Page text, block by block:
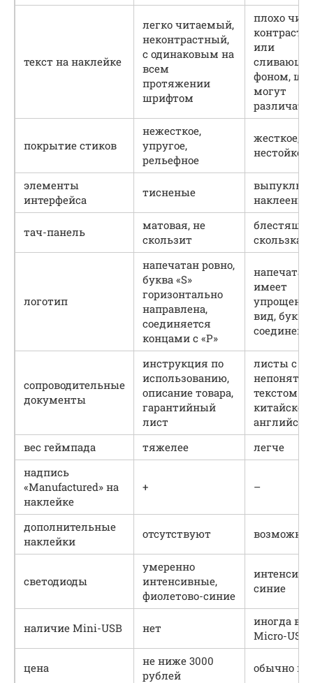
текст на наклейке
легко читаемый,
неконтрастный,
с одинаковым на
всем
протяжении
шрифтом
плохо
или
фоном,
могут
покрытие стиков
нежесткое,
упругое,
рельефное
жесткое,
нестойкое
элементы
интерфейса
тисненые
выпуклые
тач-панель
матовая, не
скользит
скользкая
логотип
напечатан ровно,
буква «S»
горизонтально
направлена,
соединяется
концами с «P»
напечатан
имеет
вид, буква
соединена
сопроводительные
документы
инструкция по
использованию,
описание товара,
гарантийный
лист
листы с
текстом на
вес геймпада
тяжелее
легче
надпись
«Manufactured» на
наклейке
+ –
дополнительные
наклейки
отсутствуют возможны
светодиоды
умеренно
интенсивные,
фиолетово-синие
синие
наличие Mini-USB нет
иногда
Micro-USB
цена
не ниже 3000
рублей
обычно